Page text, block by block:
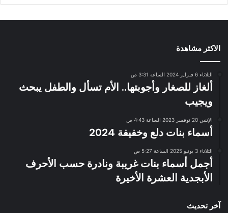
الاكثر مشاهدة
الثلاثاء 6 فبراير 2024 الساعة 3:31 ص
ألغاز للصغار وأجوبتها.. الأم تسأل والطفل يبحث
ويجيب
الإثنين 20 نوفمبر 2023 الساعة 4:43 ص
أسماء بنات دلع وخفيفة 2024
الثلاثاء 3 يونيو 2025 الساعة 5:27 ص
أجمل أسماء بنات غريبة ونادرة حسب الأحرف
الأبجدية العشرة الأخيرة
آخر تحديث